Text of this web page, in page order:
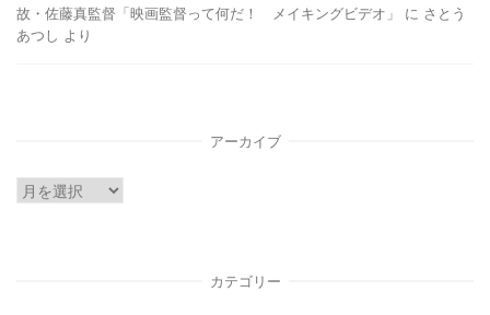
故・佐藤真監督「映画監督って何だ！ メイキングビデオ」 に さとう
あつし より
アーカイブ
ア
カテゴリー